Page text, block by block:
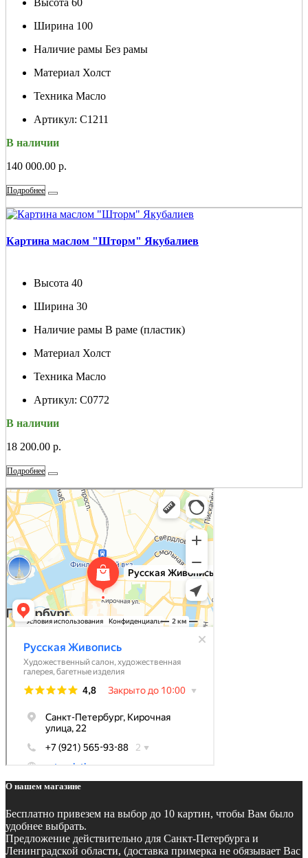
Ширина 100
Наличие рамы Без рамы
Материал Холст
Техника Масло
Артикул: С1211
В наличии
140 000.00 р.
Подробнее
Картина маслом "Шторм" Якубалиев
Высота 40
Ширина 30
Наличие рамы В раме (пластик)
Материал Холст
Техника Масло
Артикул: С0772
В наличии
18 200.00 р.
Подробнее
О нашем магазине
Бесплатно привезем на выбор до 10 картин, чтобы Вам было
удобнее выбрать.
Предложение действительно для Санкт-Петербурга и
Ленинградской области, (доставка примерка не обязывает Вас